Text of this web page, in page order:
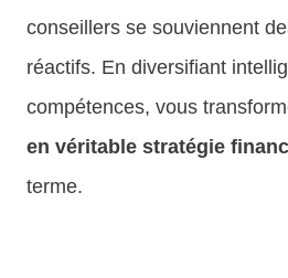
conseillers se souviennent
réactifs. En diversifiant
compétences, vous
en véritable stratégie
terme.